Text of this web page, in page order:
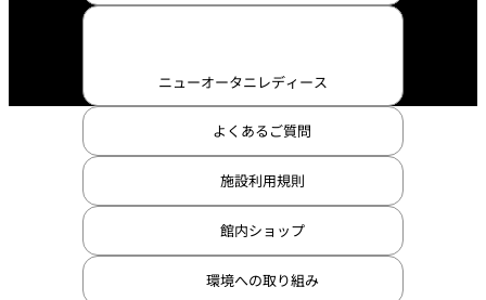
ニューオータニレディース
よくあるご質問
施設利用規則
館内ショップ
環境への取り組み